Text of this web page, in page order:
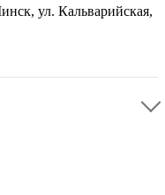
ул. Кальварийская,